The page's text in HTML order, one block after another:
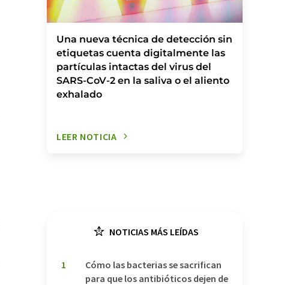
Una nueva técnica de detección sin
etiquetas cuenta digitalmente las
partículas intactas del virus del
SARS-CoV-2 en la saliva o el aliento
exhalado
LEER NOTICIA
NOTICIAS MÁS LEÍDAS
1
Cómo las bacterias se sacrifican
para que los antibióticos dejen de